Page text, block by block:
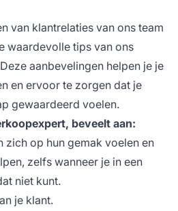
van klantrelaties van ons team
waardevolle tips van ons
aanbevelingen helpen je je
en ervoor te zorgen dat je
gewaardeerd voelen.
beveelt aan:
zich op hun gemak voelen en
zelfs wanneer je in een
niet kunt.
je klant.